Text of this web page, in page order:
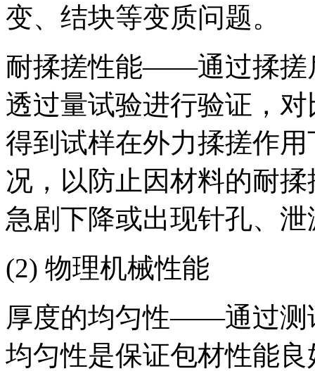
变、结块等变质问题。
耐揉搓性能——通过揉搓
透过量试验进行验证，
得到试样在外力揉搓作
况，以防止因材料的耐
急剧下降或出现针孔、
(2) 物理机械性能
厚度的均匀性——通过测
均匀性是保证包材性能